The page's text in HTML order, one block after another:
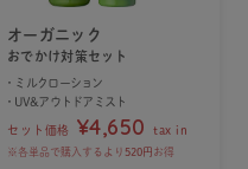
オーガニック
おでかけ対策セット
・ミルクローション
・UV&アウトドアミスト
セット価格 ¥4,650 tax in
※各単品で購入するより 520円 お得